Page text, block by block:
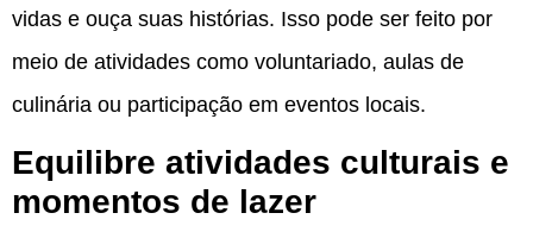
vidas e ouça suas histórias. Isso pode ser feito por
meio de atividades como voluntariado, aulas de
culinária ou participação em eventos locais.
Equilibre atividades culturais e
momentos de lazer